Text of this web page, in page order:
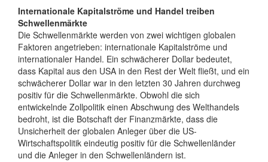
Internationale Kapitalströme und Handel treiben
Schwellenmärkte
Die Schwellenmärkte werden von zwei wichtigen globalen
Faktoren angetrieben: internationale Kapitalströme und
internationaler Handel. Ein schwächerer Dollar bedeutet,
dass Kapital aus den USA in den Rest der Welt fließt, und ein
schwächerer Dollar war in den letzten 30 Jahren durchweg
positiv für die Schwellenmärkte. Obwohl die sich
entwickelnde Zollpolitik einen Abschwung des Welthandels
bedroht, ist die Botschaft der Finanzmärkte, dass die
Unsicherheit der globalen Anleger über die US-
Wirtschaftspolitik eindeutig positiv für die Schwellenländer
und die Anleger in den Schwellenländern ist.